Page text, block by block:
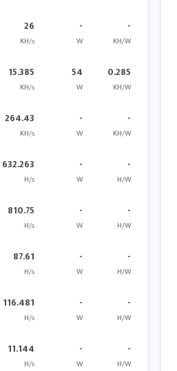
26
KH/s
-
W
-
KH/W
15.385
KH/s
54
W
0.285
KH/W
264.43
KH/s
-
W
-
KH/W
632.263
H/s
-
W
-
H/W
810.75
H/s
-
W
-
H/W
87.61
H/s
-
W
-
H/W
116.481
H/s
-
W
-
H/W
11.144
H/s
-
W
-
H/W